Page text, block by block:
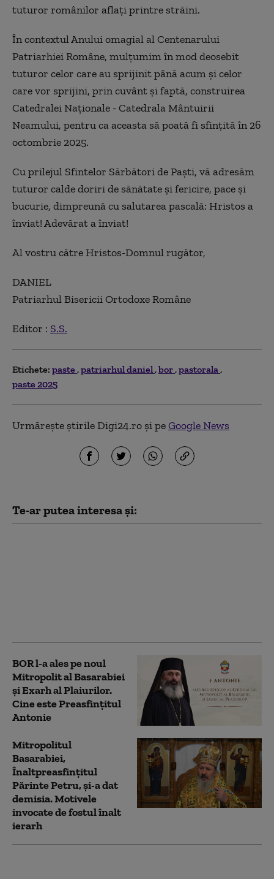
tuturor românilor aflaţi printre străini.
În contextul Anului omagial al Centenarului
Patriarhiei Române, mulţumim în mod deosebit
tuturor celor care au sprijinit până acum şi celor
care vor sprijini, prin cuvânt şi faptă, construirea
Catedralei Naţionale - Catedrala Mântuirii
Neamului, pentru ca aceasta să poată fi sfinţită în 26
octombrie 2025.
Cu prilejul Sfintelor Sărbători de Paşti, vă adresăm
tuturor calde doriri de sănătate şi fericire, pace şi
bucurie, dimpreună cu salutarea pascală: Hristos a
înviat! Adevărat a înviat!
Al vostru către Hristos-Domnul rugător,
DANIEL
Patriarhul Bisericii Ortodoxe Române
Editor : S.S.
Etichete: paste patriarhul daniel bor pastorala
paste 2025
Urmărește știrile Digi24.ro și peGoogle News
Te-ar putea interesa și:
BOR l-a ales pe noul
Mitropolit al Basarabiei
și Exarh al Plaiurilor.
Cine este Preasfințitul
Antonie
Mitropolitul
Basarabiei,
Înaltpreasfințitul
Părinte Petru, și-a dat
demisia. Motivele
invocate de fostul înalt
ierarh